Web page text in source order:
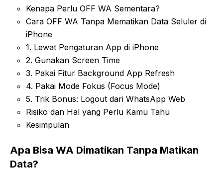
Kenapa Perlu OFF WA Sementara?
Cara OFF WA Tanpa Mematikan Data Seluler di
iPhone
1. Lewat Pengaturan App di iPhone
2. Gunakan Screen Time
3. Pakai Fitur Background App Refresh
4. Pakai Mode Fokus (Focus Mode)
5. Trik Bonus: Logout dari WhatsApp Web
Risiko dan Hal yang Perlu Kamu Tahu
Kesimpulan
Apa Bisa WA Dimatikan Tanpa Matikan
Data?